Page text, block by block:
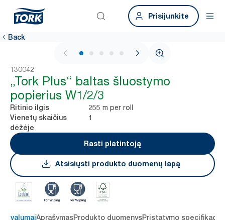
Prisijunkite
Back
1 / 5
130042
„Tork Plus“ baltas šluostymo
popierius W1/2/3
Ritinio ilgis 255 m per roll
Vienetų skaičius
dėžėje
1
Rasti platintoją
Atsisiųsti produkto duomenų lapą
AprašymasProdukto duomenysPristatymo